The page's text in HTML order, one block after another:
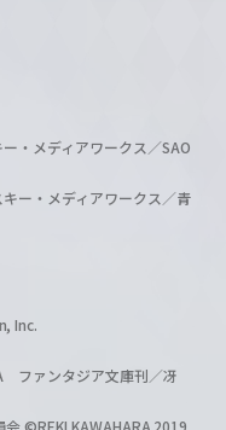
・メディアワークス／SAO
ー・メディアワークス／青
Inc.
ファンタジア文庫刊／冴
©REKI KAWAHARA 2019